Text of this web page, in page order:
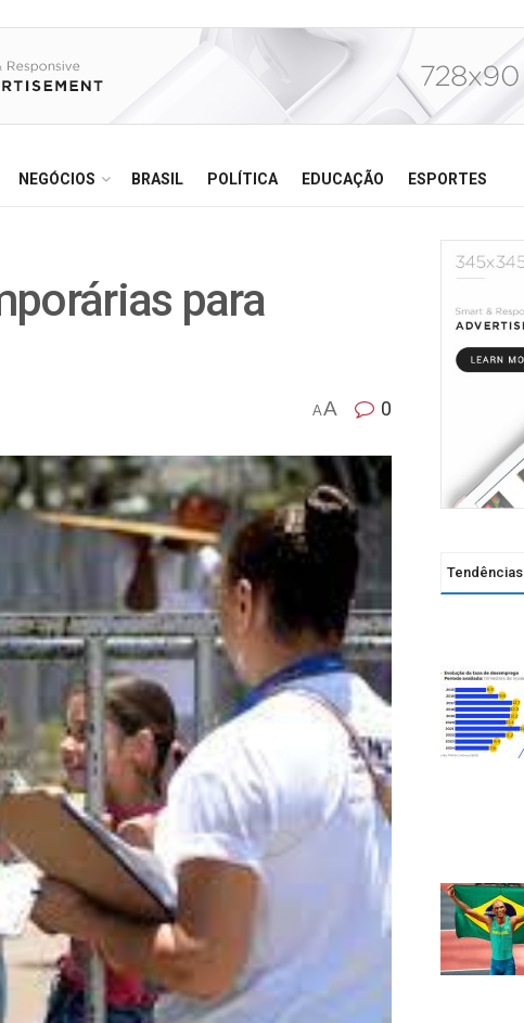
NEGÓCIOS BRASIL POLÍTICA EDUCAÇÃO ESPORTES
para
AA 0
Tendências